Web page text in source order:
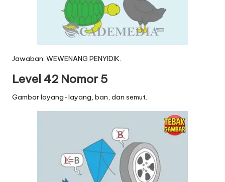
Jawaban: WEWENANG PENYIDIK.
Level 42 Nomor 5
Gambar layang-layang, ban, dan semut.